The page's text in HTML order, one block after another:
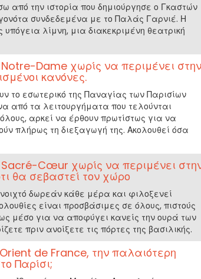
από την ιστορία που δημιούργησε ο Γκαστών
συνδεδεμένα με το Παλάς Γαρνιέ. Η
λίμνη, μια διακεκριμένη θεατρική
Dame χωρίς να περιμένει στην
κανόνες.
το εσωτερικό της Παναγίας των Παρισίων
από τα λειτουργήματα που τελούνται
αρκεί να έρθουν πρωτίστως για να
πλήρως τη διεξαγωγή της. Ακολουθεί όσα
Cœur χωρίς να περιμένει
θα σεβαστεί τον χώρο
δωρεάν κάθε μέρα και φιλοξενεί
είναι προσβάσιμες σε όλους, πιστούς
μέσο για να αποφύγει κανείς την ουρά των
πριν ανοίξετε τις πόρτες της βασιλικής.
de France, την παλαιότερη
Παρίσι;